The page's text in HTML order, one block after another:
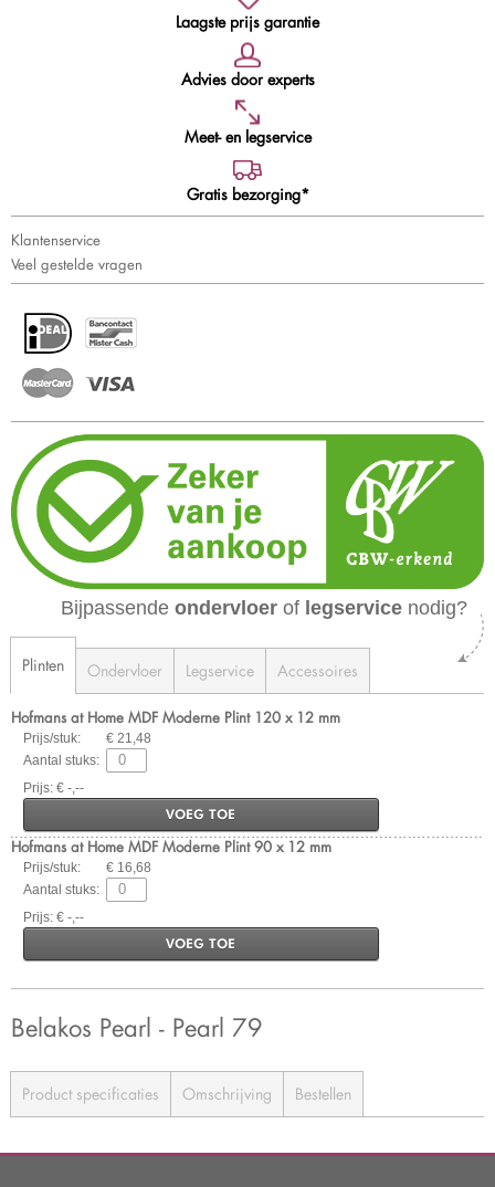
Laagste prijs garantie
Advies door experts
Meet- en legservice
Gratis bezorging*
Klantenservice
Veel gestelde vragen
Bijpassende ondervloer of legservice nodig?
Plinten Ondervloer Legservice Accessoires
Hofmans at Home MDF Moderne Plint 120 x 12 mm
Prijs/stuk:
€ 21,48
Aantal stuks:
Prijs: € -,--
VOEG TOE
Hofmans at Home MDF Moderne Plint 90 x 12 mm
Prijs/stuk:
€ 16,68
Aantal stuks:
Prijs: € -,--
VOEG TOE
Belakos Pearl - Pearl 79
Product specificaties Omschrijving Bestellen